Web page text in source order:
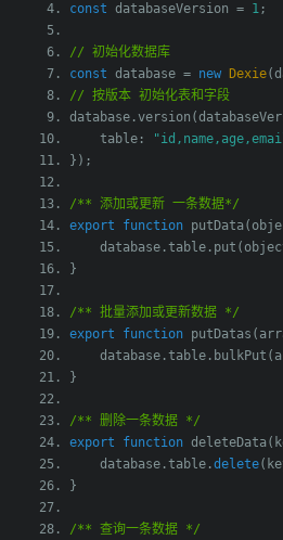
const databaseVersion = 1 ;
// 初始化数据库
const database = new Dexie(
// 按版本 初始化表和字段
database .version (
    table
:
});
/** 添加或更新 一条数据*/
export
function putData(
    database
.table . put (
}
/** 批量添加或更新数据 */
export
function putDatas (
    database
.table . bulkPut (
}
/** 删除一条数据 */
export
function deleteData(
    database
.table .delete(
}
/** 查询一条数据 */